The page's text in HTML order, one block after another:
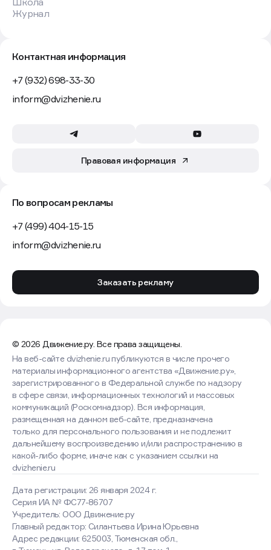
Журнал
Контактная информация
+7 (932) 698-33-30
inform@dvizhenie.ru
Правовая информация
По вопросам рекламы
+7 (499) 404-15-15
inform@dvizhenie.ru
Заказать рекламу
© 2026 Движение.ру. Все права защищены.
Дата регистрации: 26 января 2024 г.
Серия ИА № ФС77-86707
Учредитель: ООО Движение.ру
Главный редактор: Силантьева Ирина Юрьевна
Адрес редакции: 625003, Тюменская обл.,
На веб-сайте dvizhenie.ru публикуются в числе прочего
материалы информационного агентства «Движение.ру»,
зарегистрированного в Федеральной службе по надзору
в сфере связи, информационных технологий и массовых
коммуникаций (Роскомнадзор). Вся информация,
размещенная на данном веб-сайте, предназначена
только для персонального пользования и не подлежит
дальнейшему воспроизведению и/или распространению в
какой-либо форме, иначе как с указанием ссылки на
dvizhenie.ru